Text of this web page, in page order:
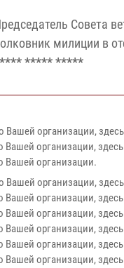
Совета
милиции в
***** *****
Вашей организации,
Вашей организации,
Вашей организации.
Вашей организации,
Вашей организации,
Вашей организации,
Вашей организации,
Вашей организации,
Вашей организации,